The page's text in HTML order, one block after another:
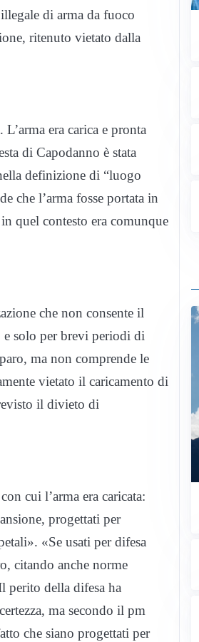
di arma da fuoco
ritenuto vietato dalla
L’arma era carica e pronta
di Capodanno è stata
definizione di “luogo
che l’arma fosse portata in
quel contesto era comunque
che non consente il
solo per brevi periodi di
ma non comprende le
vietato il caricamento di
il divieto di
cui l’arma era caricata:
progettati per
«Se usati per difesa
citando anche norme
perito della difesa ha
ma secondo il pm
che siano progettati per